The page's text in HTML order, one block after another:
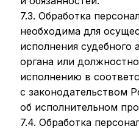
7.3. Обработка
необходима для
исполнения судебного
органа или
исполнению в
с законодательством
об исполнительном
7.4. Обработка